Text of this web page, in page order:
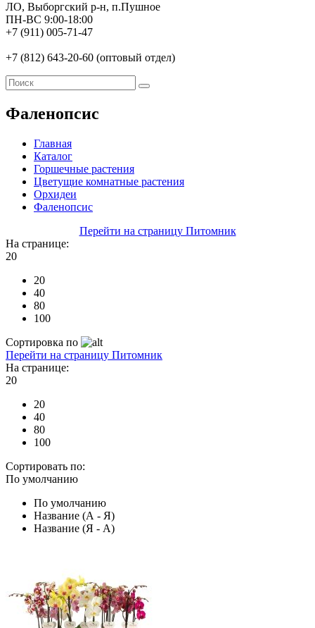
ЛО, Выборгский р-н, п.Пушное
ПН-ВС 9:00-18:00
+7 (911) 005-71-47
+7 (812) 643-20-60 (оптовый отдел)
Фаленопсис
Главная
Каталог
Горшечные растения
Цветущие комнатные растения
Орхидеи
Фаленопсис
Перейти на страницу Питомник
На странице:
20
20
40
80
100
Сортировка по
Перейти на страницу Питомник
На странице:
20
20
40
80
100
Сортировать по:
По умолчанию
По умолчанию
Название (А - Я)
Название (Я - А)